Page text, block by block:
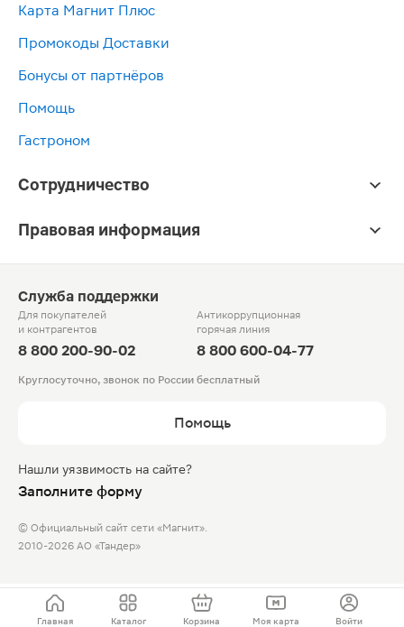
Карта Магнит Плюс
Промокоды Доставки
Бонусы от партнёров
Помощь
Гастроном
Сотрудничество
Правовая информация
Служба поддержки
Для покупателей
и контрагентов
8 800 200-90-02
Антикоррупционная
горячая линия
8 800 600-04-77
Круглосуточно, звонок по России бесплатный
Помощь
Нашли уязвимость на сайте?
Заполните форму
© Официальный сайт сети «Магнит».
2010-2026 АО «Тандер»
Главная Каталог Корзина Моя карта Войти